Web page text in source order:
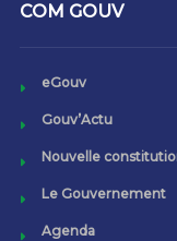
COM GOUV
eGouv
Gouv’Actu
Nouvelle
Le Gouvernement
Agenda